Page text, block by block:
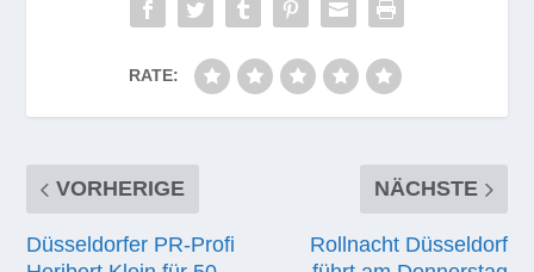
RATE:
VORHERIGE
Düsseldorfer PR-Profi
NÄCHSTE
Rollnacht Düsseldorf